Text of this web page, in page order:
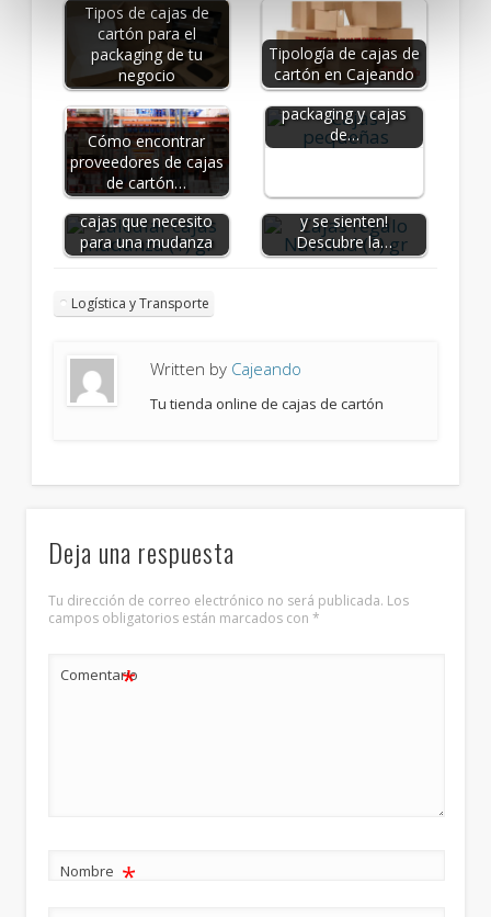
Tipos de cajas de
cartón para el
packaging de tu
negocio
Tipología de cajas de
cartón en Cajeando
Cómo encontrar
proveedores de cajas
de cartón…
Descubre las
ventajas del
packaging y cajas
de…
Cómo calcular las
cajas que necesito
para una mudanza
¡Sorpresas que se ven
y se sienten!
Descubre la…
Logística y Transporte
Written by Cajeando
Tu tienda online de cajas de cartón
Deja una respuesta
Tu dirección de correo electrónico no será publicada. Los
campos obligatorios están marcados con*
Comentario
*
Nombre *